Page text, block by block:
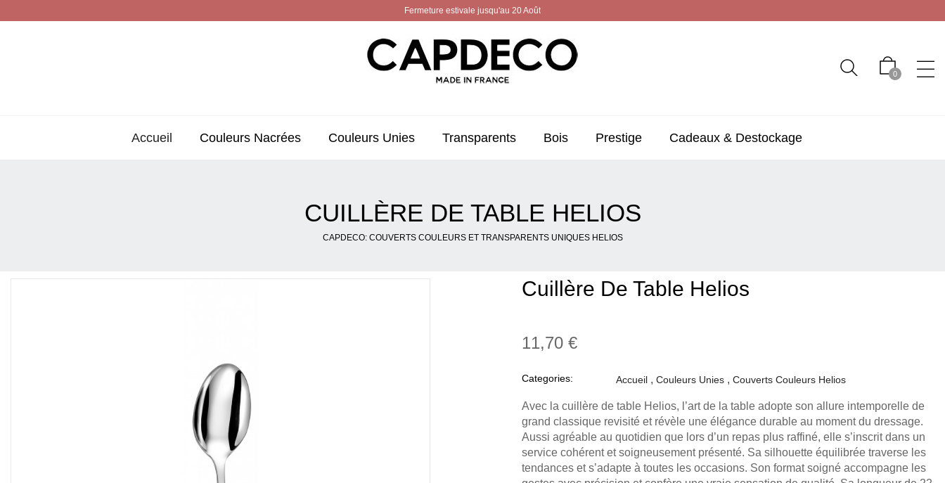
Fermeture estivale jusqu'au 20 Août
0
Accueil Couleurs Nacrées Couleurs Unies Transparents Bois Prestige Cadeaux & Destockage
CUILLÈRE DE TABLE HELIOS
CAPDECO: COUVERTS COULEURS ET TRANSPARENTS UNIQUES HELIOS
Cuillère De Table Helios
11,70 €
Categories: Accueil Couleurs Unies Couverts Couleurs Helios
Avec la cuillère de table Helios, l’art de la table adopte son allure intemporelle de
grand classique revisité et révèle une élégance durable au moment du dressage.
Aussi agréable au quotidien que lors d’un repas plus raffiné, elle s’inscrit dans un
service cohérent et soigneusement présenté. Sa silhouette équilibrée traverse les
tendances et s’adapte à toutes les occasions. Son format soigné accompagne les